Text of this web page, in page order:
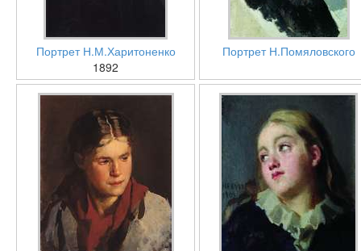
Портрет Н.М.Харитоненко
1892
Портрет Н.Помяловского